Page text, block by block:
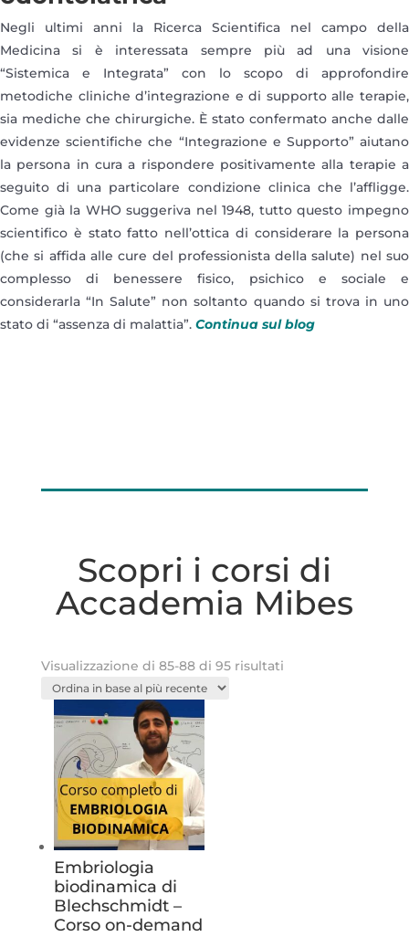
Negli ultimi anni la Ricerca Scientifica nel campo della
Medicina si è interessata sempre più ad una visione
“Sistemica e Integrata” con lo scopo di approfondire
metodiche cliniche d’integrazione e di supporto alle terapie,
sia mediche che chirurgiche. È stato confermato anche dalle
evidenze scientifiche che “Integrazione e Supporto” aiutano
la persona in cura a rispondere positivamente alla terapie a
seguito di una particolare condizione clinica che l’affligge.
Come già la WHO suggeriva nel 1948, tutto questo impegno
scientifico è stato fatto nell’ottica di considerare la persona
(che si affida alle cure del professionista della salute) nel suo
complesso di benessere fisico, psichico e sociale e
considerarla “In Salute” non soltanto quando si trova in uno
stato di “assenza di malattia”. Continua sul blog
Scopri i corsi di
Accademia Mibes
Visualizzazione di 85-88 di 95 risultatiOrdina
Embriologia
biodinamica di
Blechschmidt –
Corso on-demand